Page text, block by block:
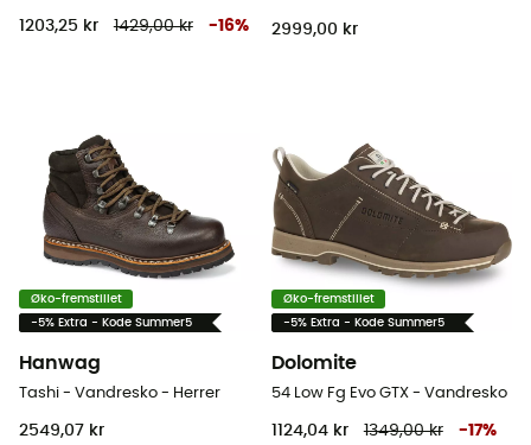
1203,25 kr 1429,00 kr -16% 2999,00 kr
Øko-fremstillet
-5% Extra - Kode Summer5
Hanwag
Tashi - Vandresko - Herrer
2549,07 kr
Øko-fremstillet
-5% Extra - Kode Summer5
Dolomite
54 Low Fg Evo GTX - Vandresko
1124,04 kr 1349,00 kr -17%